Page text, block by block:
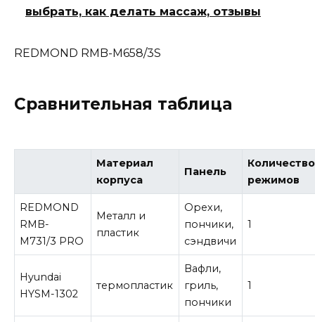
выбрать, как делать массаж, отзывы
REDMOND RMB-M658/3S
Сравнительная таблица
Материал
корпуса
Панель
Количество
режимов
REDMOND
RMB-
M731/3 PRO
Металл и
пластик
Орехи,
пончики,
сэндвичи
1
Hyundai
HYSM-1302
термопластик
Вафли,
гриль,
пончики
1